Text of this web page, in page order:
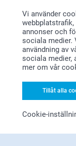
Vi använder
annonser och
sociala medier.
användning av
sociala medier,
mer om vår
Tillåt alla
Cookie-
6 varianter
Från 169,00
(495 omdömen)